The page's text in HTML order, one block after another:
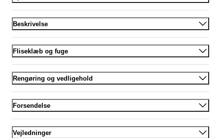
Beskrivelse
Fliseklæb og fuge
Rengøring og vedligehold
Forsendelse
Vejledninger